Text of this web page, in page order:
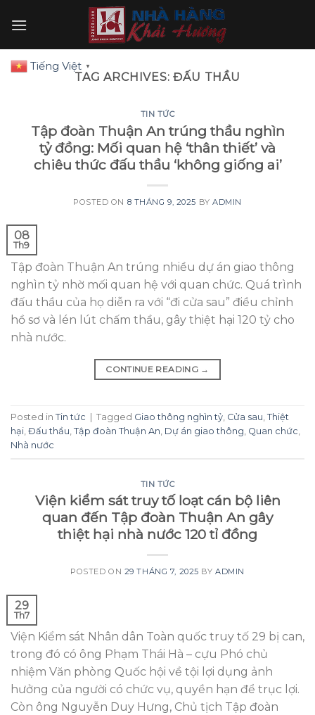
TAG ARCHIVES:ĐẤU THẦU
TIN TỨC
Tập đoàn Thuận An trúng thầu nghìn
tỷ đồng: Mối quan hệ ‘thân thiết’ và
chiêu thức đấu thầu ‘không giống ai’
POSTED ON 8 THÁNG 9, 2025 BYADMIN
08
Th9
Tập đoàn Thuận An trúng nhiều dự án giao thông
nghìn tỷ nhờ mối quan hệ với quan chức. Quá trình
đấu thầu của họ diễn ra với “đi cửa sau” điều chỉnh
hồ sơ và lén lút chấm thầu, gây thiệt hại 120 tỷ cho
nhà nước.
CONTINUE READING →
Posted in Tin tức Tagged Giao thông nghìn tỷ Cửa sau Thiệt
hại Đấu thầu Tập đoàn Thuận An Dự án giao thông Quan chức
Nhà nước
TIN TỨC
Viện kiểm sát truy tố loạt cán bộ liên
quan đến Tập đoàn Thuận An gây
thiệt hại nhà nước 120 tỉ đồng
POSTED ON 29 THÁNG 7, 2025 BY ADMIN
29
Th7
Viện Kiểm sát Nhân dân Toàn quốc truy tố 29 bị can,
trong đó có ông Phạm Thái Hà – cựu Phó chủ
nhiệm Văn phòng Quốc hội về tội lợi dụng ảnh
hưởng của người có chức vụ, quyền hạn để trục lợi.
Còn ông Nguyễn Duy Hưng, Chủ tịch Tập đoàn
Tiếng Việt ▼